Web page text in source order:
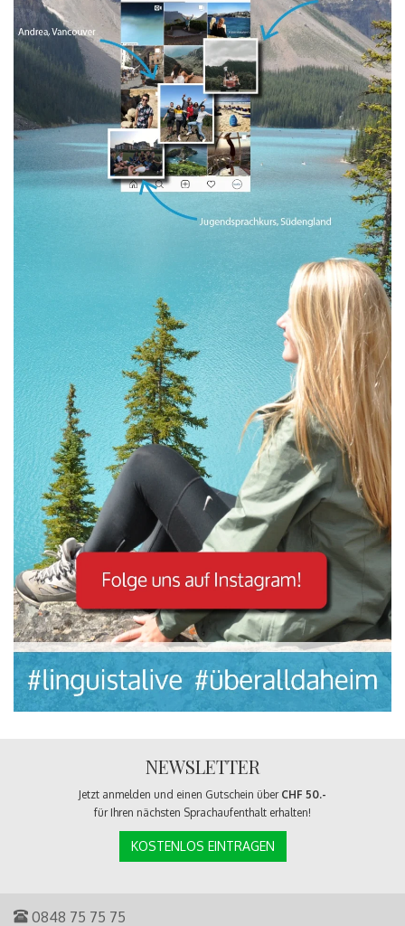
NEWSLETTER
Jetzt anmelden und einen Gutschein über CHF 50.-
für Ihren nächsten Sprachaufenthalt erhalten!
KOSTENLOS EINTRAGEN
0848 75 75 75